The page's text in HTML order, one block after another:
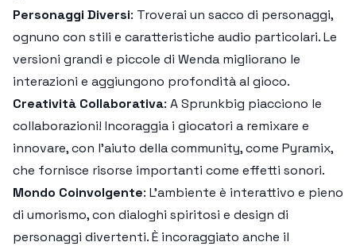
Personaggi Diversi: Troverai un sacco di personaggi,
ognuno con stili e caratteristiche audio particolari. Le
versioni grandi e piccole di Wenda migliorano le
interazioni e aggiungono profondità al gioco.
Creatività Collaborativa: A Sprunkbig piacciono le
collaborazioni! Incoraggia i giocatori a remixare e
innovare, con l’aiuto della community, come Pyramix,
che fornisce risorse importanti come effetti sonori.
Mondo Coinvolgente: L'ambiente è interattivo e pieno
di umorismo, con dialoghi spiritosi e design di
personaggi divertenti. È incoraggiato anche il